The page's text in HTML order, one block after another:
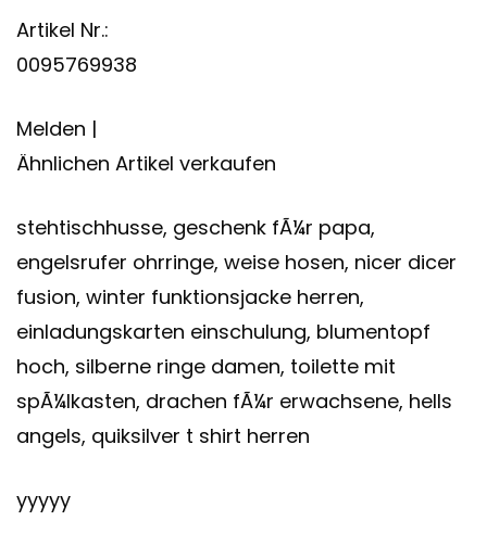
Artikel Nr.:
0095769938
Melden |
Ähnlichen Artikel verkaufen
stehtischhusse, geschenk fÃ¼r papa,
engelsrufer ohrringe, weise hosen, nicer dicer
fusion, winter funktionsjacke herren,
einladungskarten einschulung, blumentopf
hoch, silberne ringe damen, toilette mit
spÃ¼lkasten, drachen fÃ¼r erwachsene, hells
angels, quiksilver t shirt herren
yyyyy